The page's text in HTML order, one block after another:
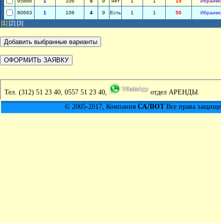
80663 1 106 4 9 Есть 1 1 50
[1] [2] [3]
Тел. (312) 51 23 40, 0557 51 23 40,
отдел АРЕНДЫ
© 2005-2017, Компания САЛЮТВсе права